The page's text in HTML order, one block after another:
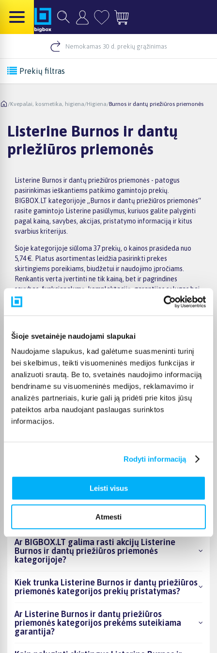
Šioje svetainėje naudojami slapukai
Naudojame slapukus, kad galėtume suasmeninti turinį
bei skelbimus, teikti visuomeninės medijos funkcijas ir
analizuoti srautą. Be to, svetainės naudojimo informaciją
bendriname su visuomeninės medijos, reklamavimo ir
analizės partneriais, kurie gali ją pridėti prie kitos jūsų
pateiktos arba naudojant paslaugas surinktos
informacijos.
Rodyti informaciją
Leisti visus
Atmesti
Nemokamas 30 d. prekių grąžinimas
Prekių filtras
/Kvepalai, kosmetika, higiena/Higiena/Burnos ir dantų priežiūros priemonės
Listerine Burnos ir dantų
priežiūros priemonės
Listerine Burnos ir dantų priežiūros priemonės - patogus
pasirinkimas ieškantiems patikimo gamintojo prekių.
BIGBOX.LT kategorijoje „Burnos ir dantų priežiūros priemonės“
rasite gamintojo Listerine pasiūlymus, kuriuos galite palyginti
pagal kainą, savybes, akcijas, pristatymo informaciją ir kitus
svarbius kriterijus.
Šioje kategorijoje siūloma 37 prekių, o kainos prasideda nuo
5,74 €. Platus asortimentas leidžia pasirinkti prekes
skirtingiems poreikiams, biudžetui ir naudojimo įpročiams.
Renkantis verta įvertinti ne tik kainą, bet ir pagrindines
savybes, funkcionalumą, komplektaciją, garantijos sąlygas bei
taikomus specialius pasiūlymus.
Puslapyje esantys filtrai padeda greičiau atrasti aktualius
Atsižvelkite į jums svarbiausius kriterijus, pristatymo
informaciją ir prekės aprašymą, kad galėtumėte priimti patogų
ir apgalvotą sprendimą.
Palyginkite Listerine prekes BIGBOX.LT ir išsirinkite
tinkamiausią variantą internetu.
Kokie Listerine Burnos ir dantų priežiūros
metu populiariausi?
Kiek prekių yra Listerine Burnos ir dantų
ir kokia žemiausia kaina?
Ar BIGBOX.LT galima rasti akcijų Listerine
Burnos ir dantų priežiūros priemonės
kategorijoje?
Kiek trunka Listerine Burnos ir dantų priežiūros
priemonės kategorijos prekių pristatymas?
Ar Listerine Burnos ir dantų priežiūros
priemonės kategorijos prekėms suteikiama
garantija?